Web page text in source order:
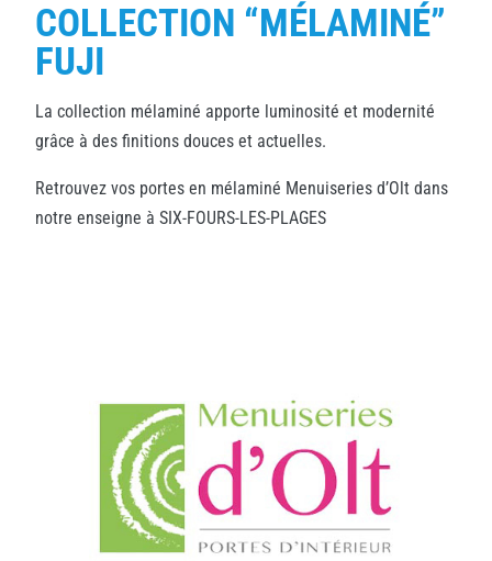
COLLECTION “MÉLAMINÉ”
FUJI
La collection mélaminé apporte luminosité et modernité
grâce à des finitions douces et actuelles.
Retrouvez vos portes en mélaminé Menuiseries d’Olt dans
notre enseigne à SIX-FOURS-LES-PLAGES